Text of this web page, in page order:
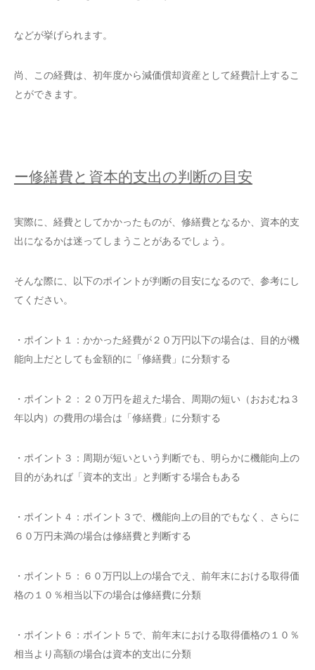
などが挙げられます。
尚、この経費は、初年度から減価償却資産として経費計上するこ
とができます。
ー修繕費と資本的支出の判断の目安
実際に、経費としてかかったものが、修繕費となるか、資本的支
出になるかは迷ってしまうことがあるでしょう。
そんな際に、以下のポイントが判断の目安になるので、参考にし
てください。
・ポイント１：かかった経費が２０万円以下の場合は、目的が機
能向上だとしても金額的に「修繕費」に分類する
・ポイント２：２０万円を超えた場合、周期の短い（おおむね３
年以内）の費用の場合は「修繕費」に分類する
・ポイント３：周期が短いという判断でも、明らかに機能向上の
目的があれば「資本的支出」と判断する場合もある
・ポイント４：ポイント３で、機能向上の目的でもなく、さらに
６０万円未満の場合は修繕費と判断する
・ポイント５：６０万円以上の場合でえ、前年末における取得価
格の１０％相当以下の場合は修繕費に分類
・ポイント６：ポイント５で、前年末における取得価格の１０％
相当より高額の場合は資本的支出に分類